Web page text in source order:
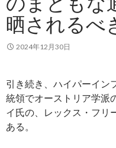
晒されるべ
2024年12月30日
引き続き、ハイパーイン
統領でオーストリア学派
イ氏の、レックス・フリ
ある。